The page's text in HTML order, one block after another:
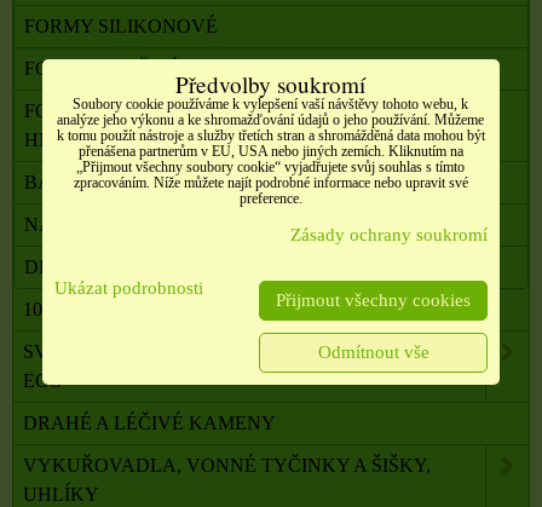
FORMY SILIKONOVÉ
FORMY POUŽITÉ
FORMY PRO VÝROBU Z PRYSKYŘICE A JINÝCH
HMOT
BARVY DO SVÍČEK
NÁDOBY A POMŮCKY PRO VÝROBU SVÍČEK
DEKORACE, KAMÍNKY AJ.
100 % PŘÍRODNÍ ESENCIÁLNÍ OLEJE SALOOS
SVÍČKY Z PALMOVÉHO A SÓJOVÉHO VOSKU
ECO
DRAHÉ A LÉČIVÉ KAMENY
VYKUŘOVADLA, VONNÉ TYČINKY A ŠIŠKY,
UHLÍKY
Předvolby soukromí
Soubory cookie používáme k vylepšení vaší návštěvy tohoto webu, k
analýze jeho výkonu a ke shromažďování údajů o jeho používání. Můžeme
k tomu použít nástroje a služby třetích stran a shromážděná data mohou být
přenášena partnerům v EU, USA nebo jiných zemích. Kliknutím na
„Přijmout všechny soubory cookie“ vyjadřujete svůj souhlas s tímto
zpracováním. Níže můžete najít podrobné informace nebo upravit své
preference.
Zásady ochrany soukromí
Ukázat podrobnosti
Přijmout všechny cookies
Odmítnout vše